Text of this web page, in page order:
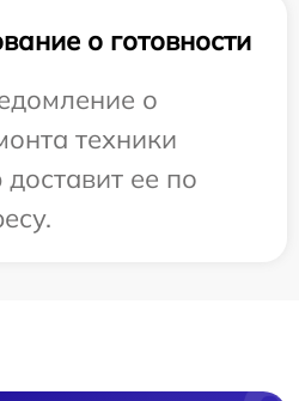
о готовности
о
техники
ее по